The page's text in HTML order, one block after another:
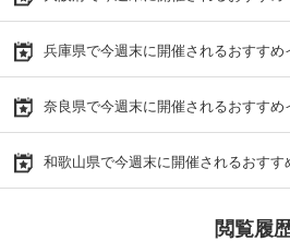
兵庫県で今週末に開催されるおすすめ
奈良県で今週末に開催されるおすすめ
和歌山県で今週末に開催されるおすす
閲覧履